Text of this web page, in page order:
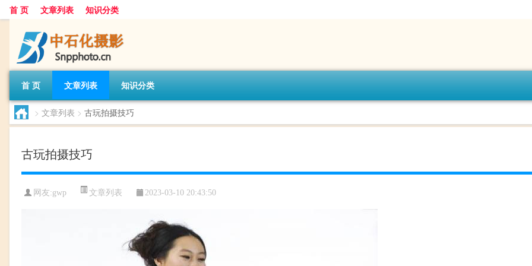
首 页 文章列表 知识分类
首 页 文章列表 知识分类
> 文章列表 > 古玩拍摄技巧
古玩拍摄技巧
网友:gwp 文章列表 2023-03-10 20:43:50